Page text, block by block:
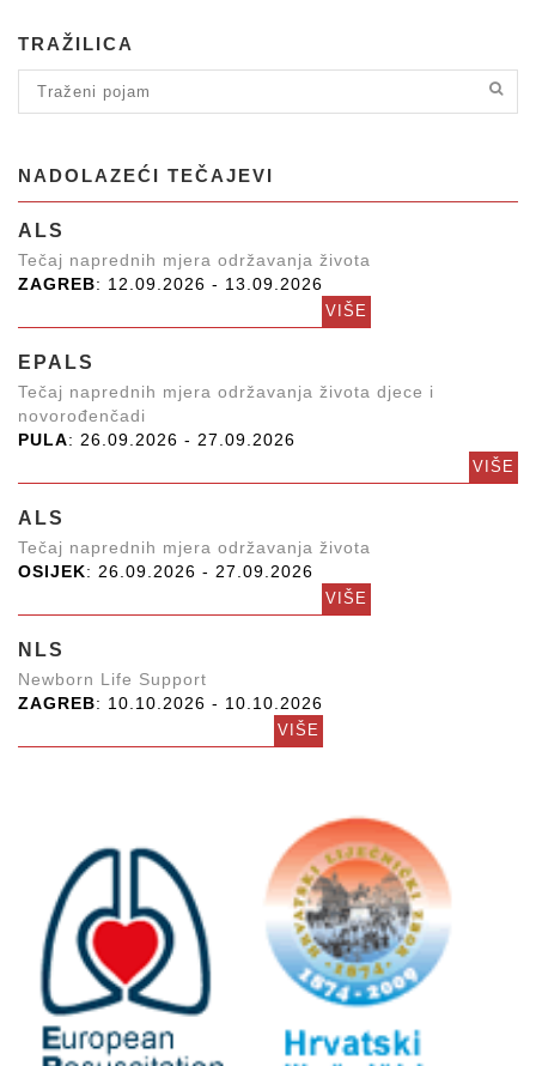
TRAŽILICA
NADOLAZEĆI TEČAJEVI
ALS
Tečaj naprednih mjera održavanja života
ZAGREB: 12.09.2026 - 13.09.2026
VIŠE
EPALS
Tečaj naprednih mjera održavanja života djece i
novorođenčadi
PULA: 26.09.2026 - 27.09.2026
VIŠE
ALS
Tečaj naprednih mjera održavanja života
OSIJEK: 26.09.2026 - 27.09.2026
VIŠE
NLS
Newborn Life Support
ZAGREB: 10.10.2026 - 10.10.2026
VIŠE